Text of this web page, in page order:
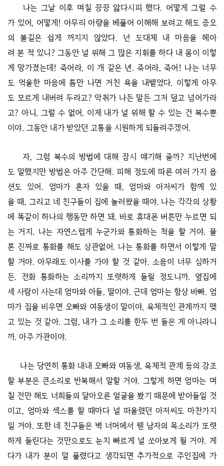
나는 그날 이후 며칠 끙끙 앓다시피 했다. 어떻게 그럴 수
가 있어, 어떻게! 아무리 아량을 베풀어 이해해 보려고 해도 증오
의 불길은 쉽게 꺼지지 않았다. 넌 도대체 내 마음을 헤아
려 본 적 있니? 그동안 널 위해 그 많은 지휘를 하다 내 몸이 이렇
게 망가졌는데! 죽어라, 이 개 같은 년. 죽어라, 죽어! 나는 너무
도 억울한 마음에 틈만 나면 거친 욕을 내뱉었다. 이렇게 아무
도 모르게 내버려 두라고? 악취가 나든 말든 그저 덮고 넘어가라
고? 아니, 그럴 수 없어. 이제 내가 널 위해 할 수 있는 건 복수뿐
이야. 그동안 내가 받았던 고통을 시원하게 되돌려주겠어.
자, 그럼 복수의 방법에 대해 잠시 얘기해 줄까? 지난번에
도 말했지만 방법은 아주 간단해. 피해 정도에 따른 여러 가지 옵
션도 있어. 엄마가 혼자 있을 때, 엄마와 아저씨가 함께 있
을 때, 그리고 네 친구들이 집에 놀러왔을 때야. 나는 각각의 상황
에 똑같이 하나의 행동만 하면 돼. 바로 휴대폰 버튼만 누르면 되
는 거지. 나는 자연스럽게 누군가와 통화하는 척을 할 거야. 물
론 진짜로 통화를 해도 상관없어. 나는 통화를 하면서 이렇게 말
할 거야. 아무래도 이사를 가야 할 것 같아. 소음이 너무 심하거
든. 전화 통화하는 소리까지 또렷하게 들릴 정도니까. 옆집에
세 사람이 사는데 엄마와 아들, 딸이야. 근데 엄마는 항상 바빠. 엄
마가 집을 비우면 오빠와 여동생이 말이야, 육체적인 관계까지 맺
고 있는 것 같아. 그럼, 내가 그 소리를 한두 번 들은 게 아니라니
까. 아주 가관이야.
나는 당연히 통화 내내 오빠와 여동생, 육체적 관계 등의 강조
할 부분은 큰소리로 반복해서 말할 거야. 그렇게 하면 엄마는 며
칠 전만 해도 너희들의 달아오른 얼굴을 봤기 때문에 받아들일 것
이고, 엄마와 섹스를 할 때마다 널 떠올렸던 아저씨도 마찬가지
일 거야. 또한 네 친구들은 벽 너머에서 웬 남자의 목소리가 또렷
하게 들린다는 것만으로도 눈치 빠르게 널 쏘아보게 될 거야. 게
다가 내가 분이 덜 풀렸다고 생각되면 추가적으로 주인집에 가